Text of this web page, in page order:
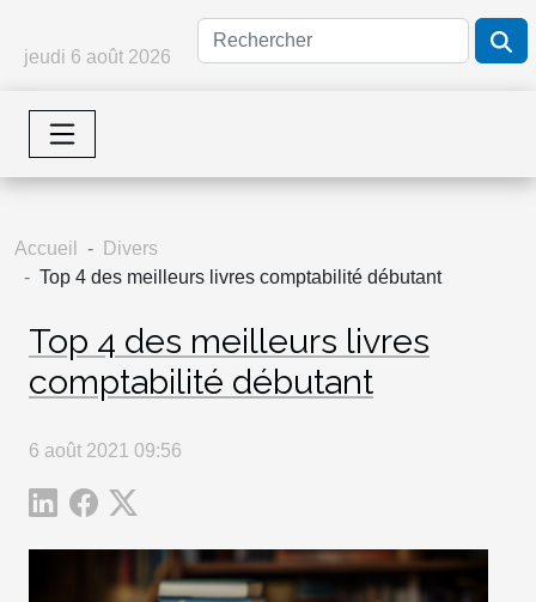
jeudi 6 août 2026
Accueil
Divers
Top 4 des meilleurs livres comptabilité débutant
Top 4 des meilleurs livres
comptabilité débutant
6 août 2021 09:56